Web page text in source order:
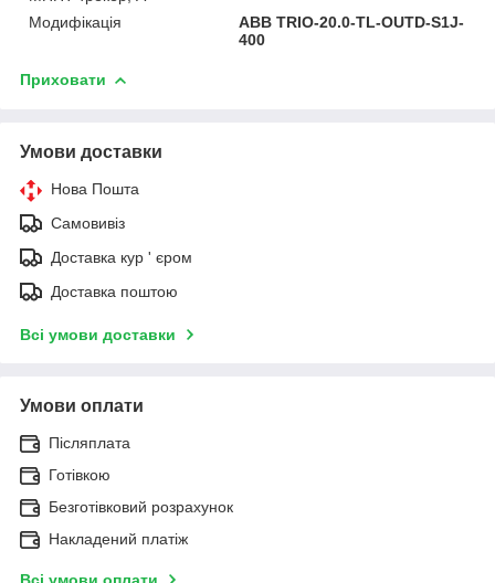
Модифікація
ABB TRIO-20.0-TL-OUTD-S1J-
400
Приховати
Умови доставки
Нова Пошта
Самовивіз
Доставка кур ' єром
Доставка поштою
Всі умови доставки
Умови оплати
Післяплата
Готівкою
Безготівковий розрахунок
Накладений платіж
Всі умови оплати